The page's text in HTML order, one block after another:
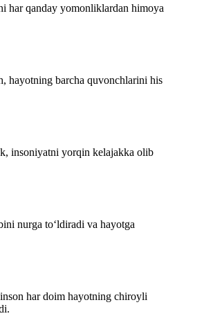
har qanday yomonliklardan himoya
hayotning barcha quvonchlarini his
insoniyatni yorqin kelajakka olib
nurga to‘ldiradi va hayotga
har doim hayotning chiroyli